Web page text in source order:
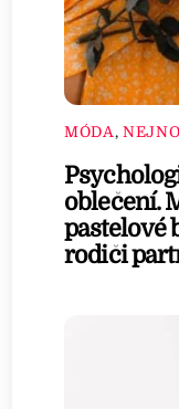
MÓDA,
oblečení.
pastelové
rodiči